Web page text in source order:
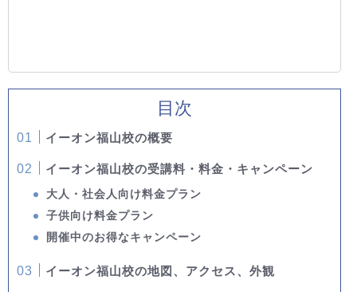
目次
イーオン福山校の概要
イーオン福山校の受講料・料金・キャンペーン
大人・社会人向け料金プラン
子供向け料金プラン
開催中のお得なキャンペーン
イーオン福山校の地図、アクセス、外観